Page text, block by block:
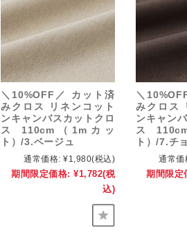
＼10%OFF／ カット済
みクロス リネンコット
ンキャンバスカットクロ
ス 110cm（1mカッ
ト）/3.ベージュ
通常価格: ¥1,980(税込)
期間限定価格: ¥1,782(税
込)
＼
みクロス
ンキャン
ス
ト）/7.チ
通常価
期間限定